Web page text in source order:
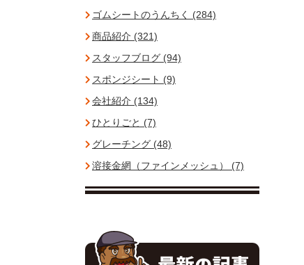
ゴムシートのうんちく (284)
商品紹介 (321)
スタッフブログ (94)
スポンジシート (9)
会社紹介 (134)
ひとりごと (7)
グレーチング (48)
溶接金網（ファインメッシュ） (7)